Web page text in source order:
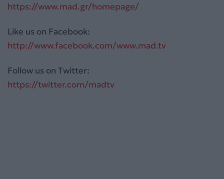
https://www.mad.gr/homepage/
Like us on Facebook:
http://www.facebook.com/www.mad.tv
Follow us on Twitter:
https://twitter.com/madtv